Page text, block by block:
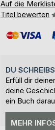
Auf die
Titel bewerten
DU
Erfüll dir
deine
ein Buch
MEHR